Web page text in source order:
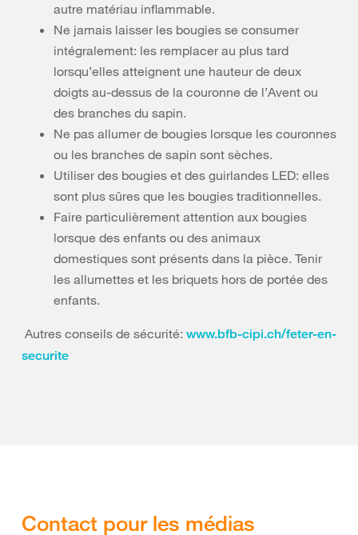
autre matériau inflammable.
Ne jamais laisser les bougies se consumer
intégralement: les remplacer au plus tard
lorsqu’elles atteignent une hauteur de deux
doigts au-dessus de la couronne de l’Avent ou
des branches du sapin.
Ne pas allumer de bougies lorsque les couronnes
ou les branches de sapin sont sèches.
Utiliser des bougies et des guirlandes LED: elles
sont plus sûres que les bougies traditionnelles.
Faire particulièrement attention aux bougies
lorsque des enfants ou des animaux
domestiques sont présents dans la pièce. Tenir
les allumettes et les briquets hors de portée des
enfants.
Autres conseils de sécurité: www.bfb-cipi.ch/feter-en-
securite
Contact pour les médias